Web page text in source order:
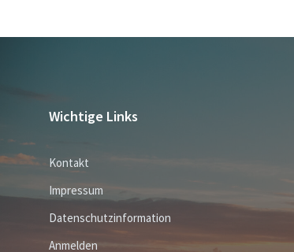
Wichtige Links
Kontakt
Impressum
Datenschutzinformation
Anmelden